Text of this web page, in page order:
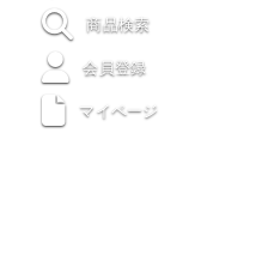
商品検索
会員登録
マイページ